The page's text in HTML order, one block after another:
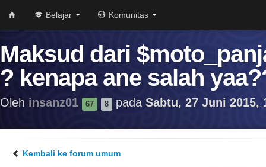
Belajar Komunitas
Maksud dari
? kenapa ane salah
Oleh insanz01 67 8 pada Sabtu, 27 Juni 2015,
Kembali ke forum umum